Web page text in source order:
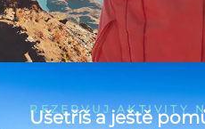
REZERVUJ AKTIVITY
Ušetříš a ještě